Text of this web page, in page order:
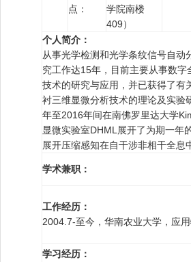
点：
学院南楼
409）
个人简介：
从事光学检测和光学条纹信号自动
究工作达15年，目前主要从事数字
技术的研究与应用，并已获得了有
衬三维显微分析技术的理论及实验
年至2016年间在南佛罗里达大学
显微实验室DHML展开了为期一年
展开压缩感知在自干涉非相干全息
学术兼职：
工作经历：
2004.7-至今，华南农业大学，应
学习经历：